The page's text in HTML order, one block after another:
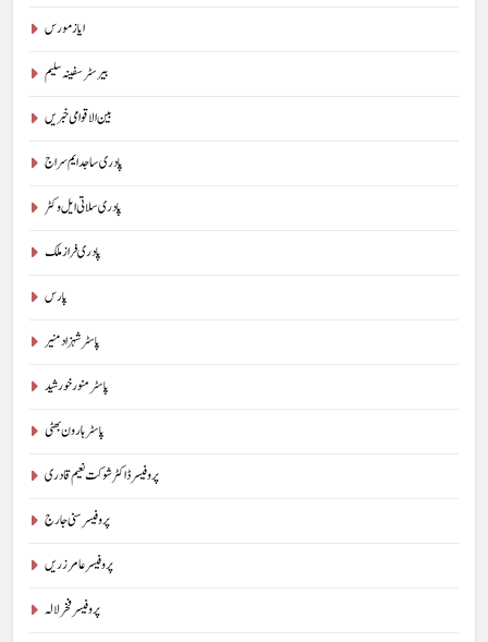
ایاز مورس
بیرسٹرسفینہ سلیم
بین الاقوامی خبریں
پادری ساجد ایم سراج
پادری سلاتی ایل وکٹر
پادری فراز ملک
پارس
پاسٹر شہزاد منیر
پاسٹر منور خورشید
پاسٹر ہارون بھٹی
پروفیسر ڈاکٹر شوکت نعیم قادری
پروفیسر سنی جارج
پروفیسر عامر زریں
پروفیسر فخر لالہ